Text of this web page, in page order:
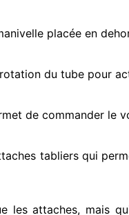
placée en
du tube pour
de commander le
tabliers qui
les attaches, mais